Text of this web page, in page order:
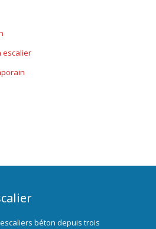
escalier
béton depuis trois